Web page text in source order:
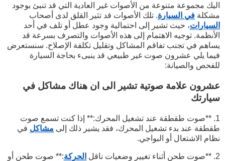
اليك مجموعة متنوعة من الأصوات غير العادية التي قد تنبئ بوجود
مشكلة في السيارة. تلك الأصوات قد تثير القلق لدى أصحاب
السيارات، حيث تشير إلى احتمالية وجود عطل أو تلف في أحد
الأنظمة. توجيه الاهتمام إلى هذه الأصوات والتصرف بسرعة قد
يساهم في تجنب تفاقم المشاكل وتقليل تكلفة الإصلاح. سنستعرض
فيما يلي عشرون صوت غير طبيعي قد ينبىء بحاجة السيارة
للفحص والصيانة:
عشرون علامة صوتية تشير الى ان هناك مشاكل في
سيارتك
1. **صوت طقطقة عند تشغيل المحرك:** إذا كنت تسمع صوت
طقطقة عند بدء تشغيل المحرك، فقد يشير ذلك إلى مشاكل في
نظام الاشتعال أو البواجي.
2. **صوت طحن أثناء تغيير وضعيات ناقل الحركة:** صوت طحن أو